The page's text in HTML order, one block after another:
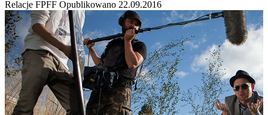
Relacje FPFF Opublikowano 22.09.2016